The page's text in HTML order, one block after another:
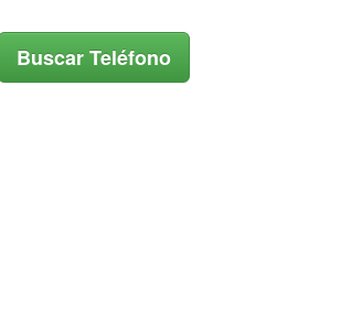
Buscar Teléfono